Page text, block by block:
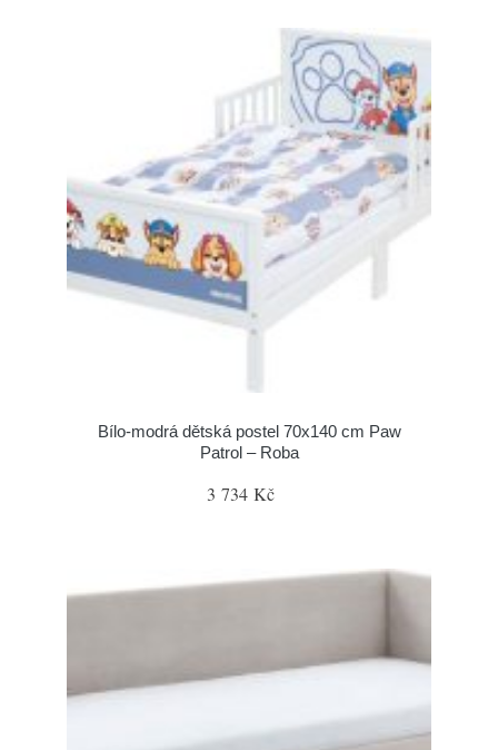
Bílo-modrá dětská postel 70x140 cm Paw
Patrol – Roba
3 734 Kč